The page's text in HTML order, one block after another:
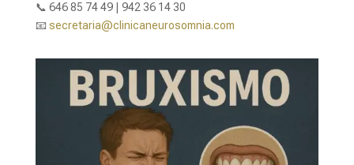
📞 646 85 74 49 | 942 36 14 30
📧 secretaria@clinicaneurosomnia.com